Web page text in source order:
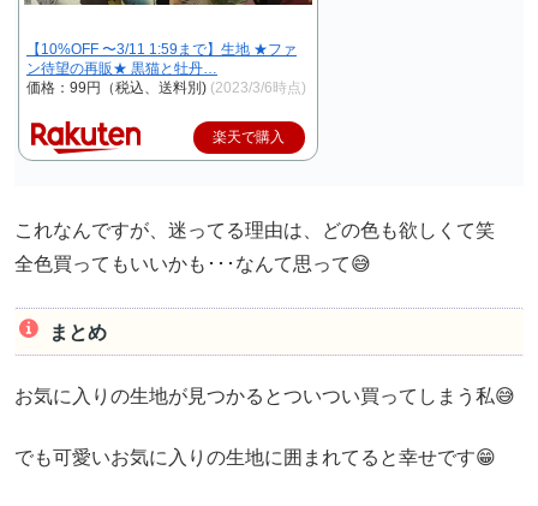
【10%OFF 〜3/11 1:59まで】生地 ★ファ
ン待望の再販★ 黒猫と牡丹…
価格：99円（税込、送料別) (2023/3/6時点)
楽天で購入
これなんですが、迷ってる理由は、どの色も欲しくて笑
全色買ってもいいかも･･･なんて思って😅
まとめ
お気に入りの生地が見つかるとついつい買ってしまう私😅
でも可愛いお気に入りの生地に囲まれてると幸せです😁